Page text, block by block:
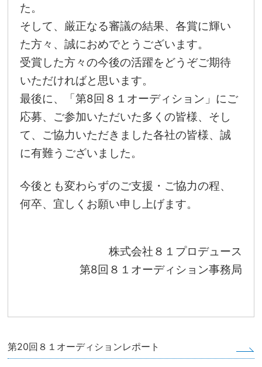
た。
そして、厳正なる審議の結果、各賞に輝い
た方々、誠におめでとうございます。
受賞した方々の今後の活躍をどうぞご期待
いただければと思います。
最後に、「第8回８１オーディション」にご
応募、ご参加いただいた多くの皆様、そし
て、ご協力いただきました各社の皆様、誠
に有難うございました。
今後とも変わらずのご支援・ご協力の程、
何卒、宜しくお願い申し上げます。
株式会社８１プロデュース
第8回８１オーディション事務局
第20回８１オーディションレポート